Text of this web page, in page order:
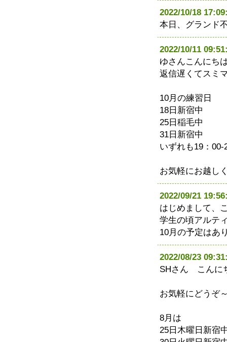
2022/10/18
本日、グランド
2022/10/11
ゆさんこんにち
返信遅くてスミ
10月の練習日
18日新宿中
25日稲毛中
31日新宿中
いずれも19：00-
お気軽にお越し
2022/09/21
はじめまして、
学生の頃アルテ
10月の予定はあ
2022/08/23
SHさん こんに
お気軽にどうぞ
8月は
25日木曜日新宿